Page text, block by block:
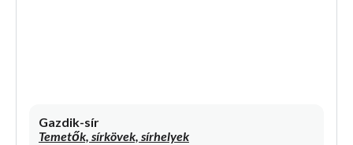
Gazdik-sír
Temetők, sírkövek, sírhelyek